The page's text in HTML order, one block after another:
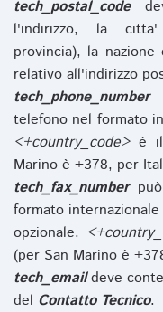
tech_postal_code
l'indirizzo, la citta'
provincia), la
relativo all'indirizzo
tech_phone_number
telefono nel formato
<+country_code>è il
Marino è +378, per
tech_fax_numberpuò
formato internazionale
opzionale.
(per San Marino è
tech_emaildeve
del Contatto Tecnico.